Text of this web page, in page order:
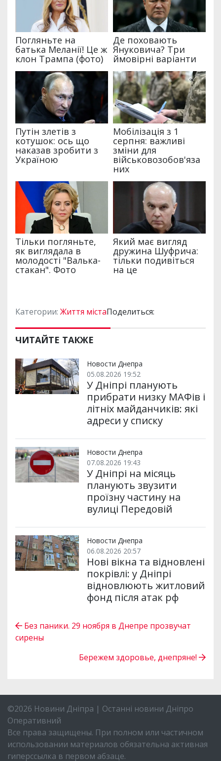
Категории: Життя містаПоделиться:
ЧИТАЙТЕ ТАКЖЕ
Новости Днепра
05.08.2026 19:52
У Дніпрі планують
прибрати низку МАФів і
літніх майданчиків: які
адреси у списку
Новости Днепра
07.08.2026 19:43
У Дніпрі на місяць
планують звузити
проїзну частину на
вулиці Передовій
Новости Днепра
06.08.2026 20:57
Нові вікна та відновлені
покрівлі: у Дніпрі
відновлюють житловий
фонд після атак рф
Без паники. 29 ноября в Днепре прозвучат
сирены
Бережем здоровье, днепряне!
©2026 Новини Дніпра | Останні новини Дніпро
Оперативний
Все права защищены. При полном или частичном
использовании материалов обязательна активная
гиперссылка в первом абзаце.